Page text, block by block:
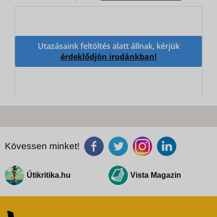
Utazásaink feltöltés alatt állnak, kérjük
érdeklődjön irodánkban!
Kövessen minket!
Útikritika.hu Vista Magazin